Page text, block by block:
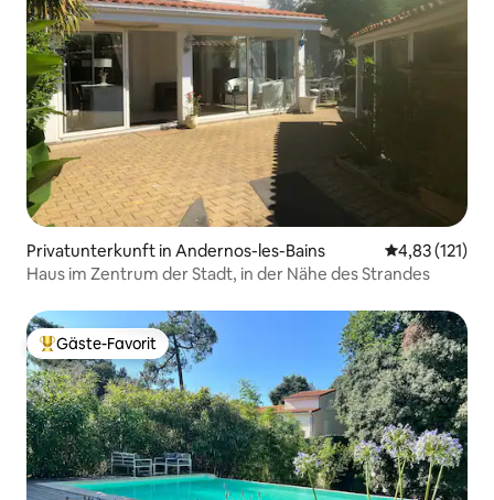
Privatunterkunft in Andernos-les-Bains
4,83 (121)
Haus im Zentrum der Stadt, in der Nähe des Strandes
Beliebter Gäste-Favorit.
Gäste-Favorit